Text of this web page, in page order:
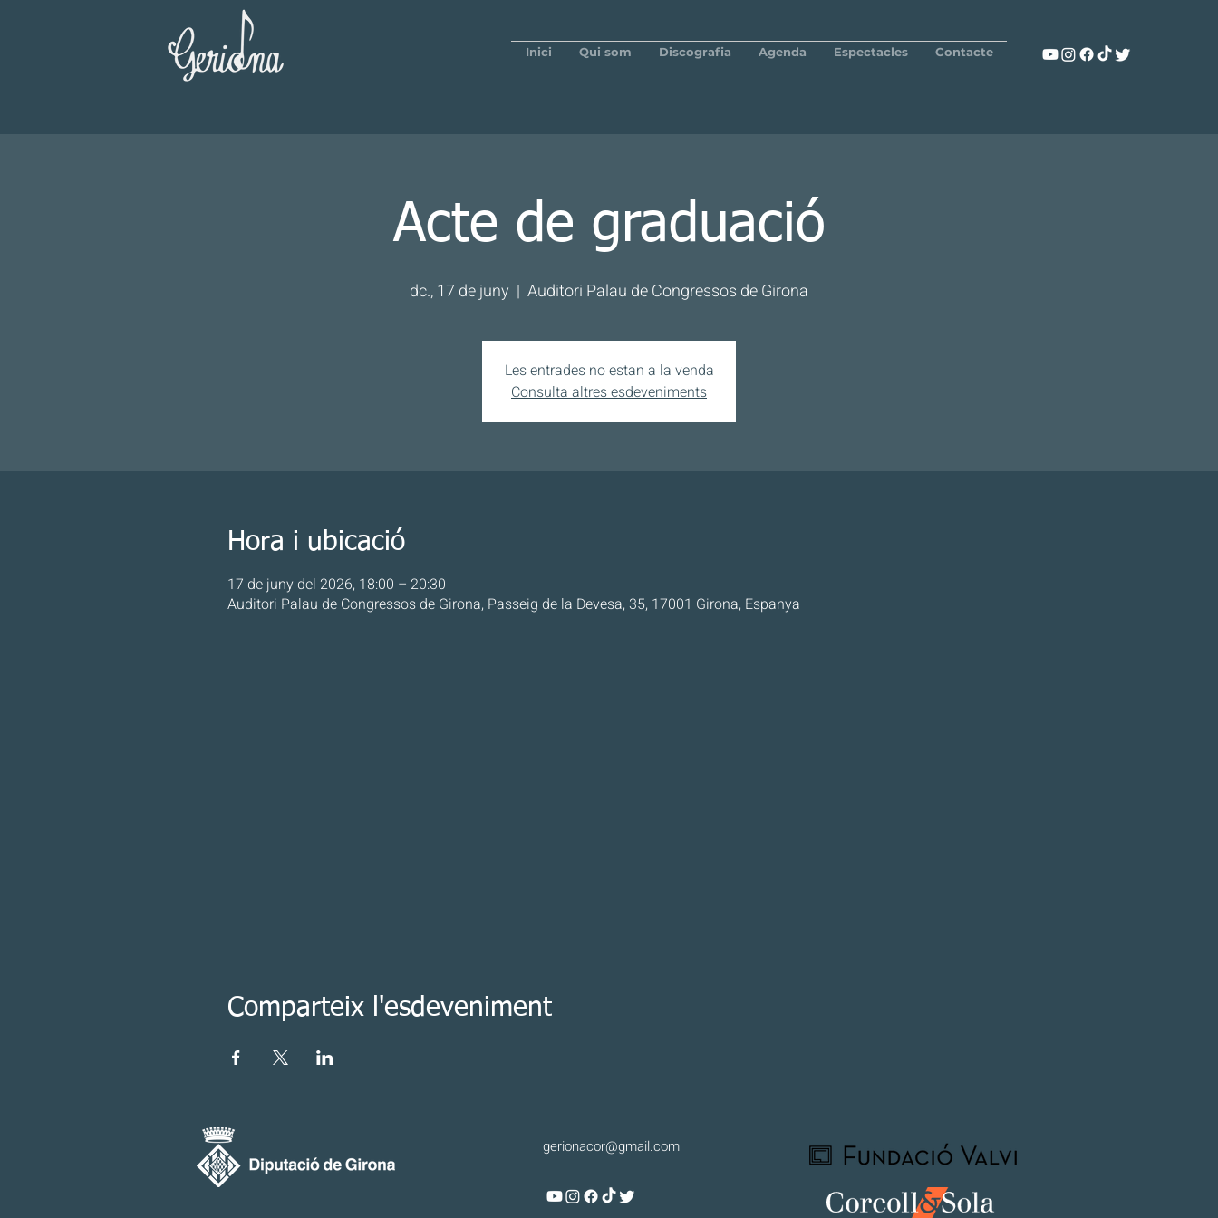
Inici Qui som Discografia Agenda Espectacles Contacte
Acte de graduació
dc., 17 de juny
  |
Auditori Palau de Congressos de Girona
Les entrades no estan a la venda
Consulta altres esdeveniments
Hora i ubicació
17 de juny del 2026, 18:00 – 20:30
Auditori Palau de Congressos de Girona, Passeig de la Devesa, 35, 17001 Girona, Espanya
Comparteix l'esdeveniment
gerionacor@gmail.com